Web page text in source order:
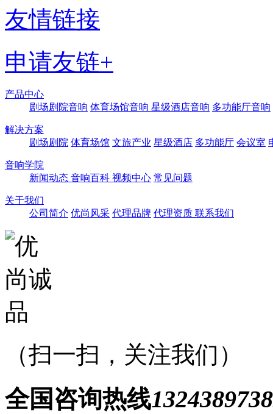
友情链接
申请友链+
产品中心
剧场剧院音响 体育场馆音响 星级酒店音响 多功能厅音响
解决方案
剧场剧院 体育场馆 文旅产业 星级酒店 多功能厅 会议室
音响学院
新闻动态 音响百科 视频中心 常见问题
关于我们
公司简介 优尚风采 代理品牌 代理资质 联系我们
（扫一扫，关注我们）
全国咨询热线